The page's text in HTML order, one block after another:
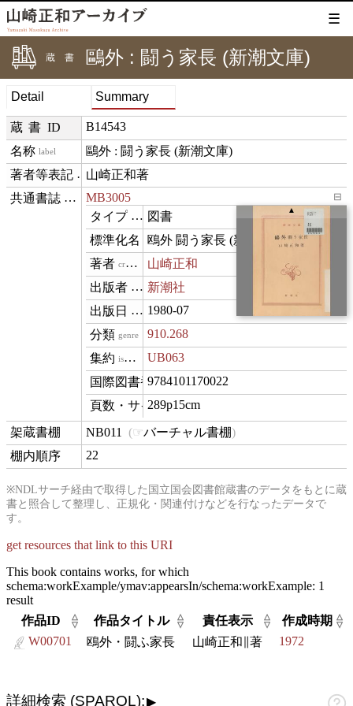
☰
蔵書 鷗外 : 闘う家長 (新潮文庫)
Detail Summary
蔵書ID B14543
label 鷗外 : 闘う家長 (新潮文庫)
creditText
山崎正和著
exemplarOfMB3005 ⊟
type
▲
図書
name
鴎外 闘う家長 (新潮文庫)
creator 山崎正和
publisher新潮社
datePublished
1980-07
genre 910.268
isVariantOf UB063
isbn
9784101170022
materialExtent
289p15cm
contentLocation
NB011 バーチャル書棚
position22
※NDLサーチ経由で取得した国立国会図書館蔵書のデータをもとに蔵
書と照合して整理し、正規化・関連付けなどを行なったデータで
す。
get resources that link to this URI
This book contains works, for which
schema:workExample/ymav:appearsIn/schema:workExample: 1
result
作品ID
△
▽
作品タイトル
△
▽
責任表示
△
▽
作成時期
△
▽
W00701 鴎外・闘ふ家長 山崎正和∥著 1972
詳細検索 (SPARQL):▶